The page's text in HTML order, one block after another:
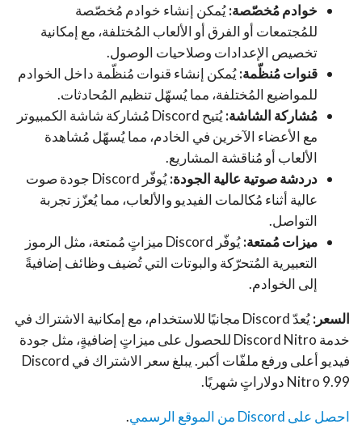
خوادم مُخصّصة:يُمكن إنشاء خوادم مُخصّصة
للمُجتمعات أو الفرق أو الألعاب المُختلفة، مع إمكانية
تخصيص الإعدادات وصلاحيات الوصول.
قنوات مُنظّمة:يُمكن إنشاء قنوات مُنظّمة داخل الخوادم
للمواضيع المُختلفة، مما يُسهّل تنظيم المُحادثات.
مُشاركة الشاشة:
يُتيح Discord مُشاركة شاشة الكمبيوتر
مع الأعضاء الآخرين في الخادم، مما يُسهّل مُشاهدة
الألعاب أو مُناقشة المشاريع.
دردشة صوتية عالية الجودة:
يُوفّر Discord جودة صوت
عالية أثناء مُكالمات الفيديو والألعاب، مما يُعزّز تجربة
التواصل.
ميزات مُمتعة:
يُوفّر Discord ميزاتٍ مُمتعة، مثل الرموز
التعبيرية المُتحرّكة والبوتات التي تُضيف وظائف إضافيةً
إلى الخوادم.
السعر:
يُعدّ Discord مجانيًا للاستخدام، مع إمكانية الاشتراك في
خدمة Discord Nitro للحصول على ميزاتٍ إضافيةٍ، مثل جودة
فيديو أعلى ورفع ملفّات أكبر. يبلغ سعر الاشتراك في Discord
Nitro 9.99 دولاراتٍ شهريًا.
احصل على Discord من الموقع الرسمي .